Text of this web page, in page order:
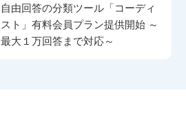
自由回答の分類ツール「コーディ
スト」有料会員プラン提供開始 ～
最大１万回答まで対応～